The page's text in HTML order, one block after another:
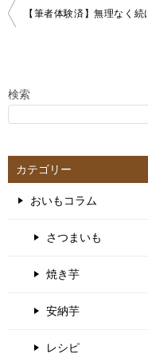
投
稿
ゲ
ョ
ン
検索
カテゴリー
おいもコラム
さつまいも
焼き芋
安納芋
レシピ